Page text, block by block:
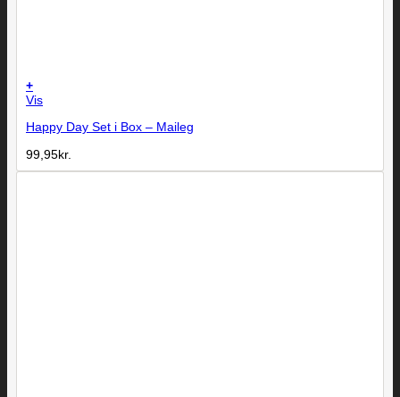
+
Vis
Happy Day Set i Box – Maileg
99,95kr.